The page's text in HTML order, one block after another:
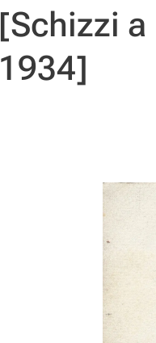
[Schizzi
1934]